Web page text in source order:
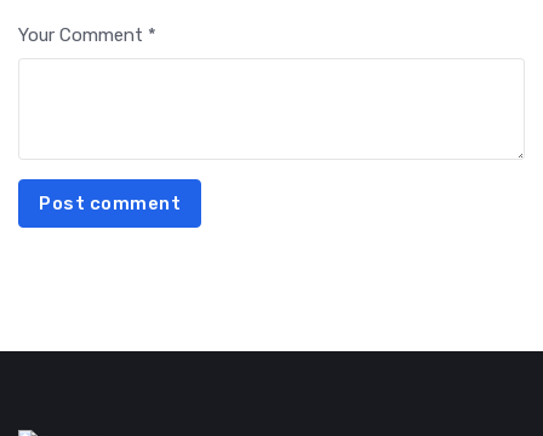
Your Comment *
Post comment